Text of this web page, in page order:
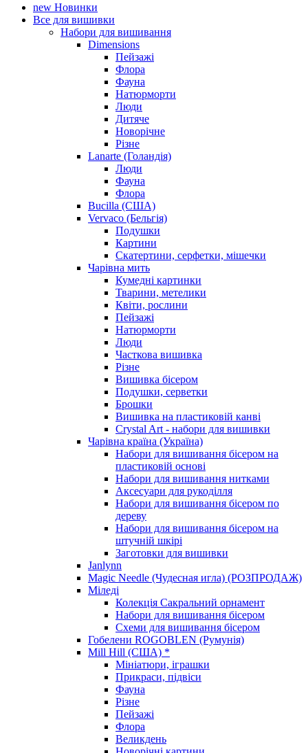
new Новинки
Все для вишивки
Набори для вишивання
Dimensions
Пейзажі
Флора
Фауна
Натюрморти
Люди
Дитяче
Новорічне
Різне
Lanarte (Голандія)
Люди
Фауна
Флора
Bucilla (США)
Vervaco (Бельгія)
Подушки
Картини
Скатертини, серфетки, мішечки
Чарiвна мить
Кумедні картинки
Тварини, метелики
Квіти, рослини
Пейзажі
Натюрморти
Люди
Часткова вишивка
Різне
Вишивка бісером
Подушки, серветки
Брошки
Вишивка на пластиковій канві
Crystal Art - набори для вишивки
Чарівна країна (Україна)
Набори для вишивання бісером на
пластиковій основі
Набори для вишивання нитками
Аксесуари для рукоділля
Набори для вишивання бісером по
дереву
Набори для вишивання бісером на
штучній шкірі
Заготовки для вишивки
Janlynn
Magic Needle (Чудесная игла) (РОЗПРОДАЖ)
Міледі
Колекція Сакральний орнамент
Набори для вишивання бісером
Схеми для вишивання бісером
Гобелени ROGOBLEN (Румунія)
Mill Hill (США) *
Мініатюри, іграшки
Прикраси, підвіси
Фауна
Різне
Пейзажі
Флора
Великдень